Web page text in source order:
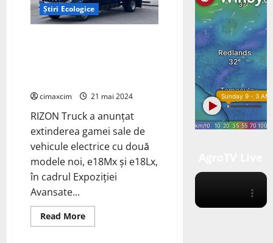
Știri Ecologice
cimaxcim 21 mai 2024
RIZON Truck a anunțat
extinderea gamei sale de
vehicule electrice cu două
modele noi, e18Mx și e18Lx,
în cadrul Expoziției
Avansate...
Read MoreRead
more